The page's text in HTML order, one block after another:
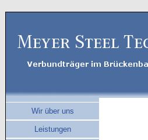
Wir über uns
Leistungen